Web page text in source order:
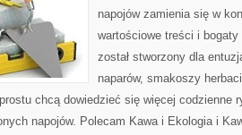
napojów zamienia się w
wartościowe treści i
został stworzony dla
naparów, smakoszy
chcą dowiedzieć się więcej codzienne
napojów. Polecam Kawa i Ekologia i